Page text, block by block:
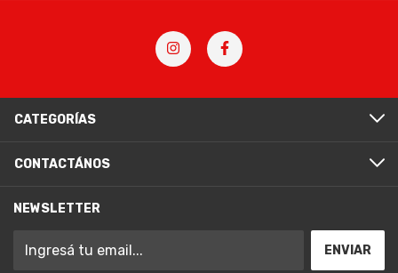
CATEGORÍAS
CONTACTÁNOS
NEWSLETTER